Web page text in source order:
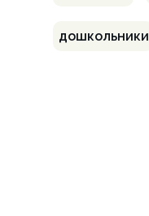
дошкольники